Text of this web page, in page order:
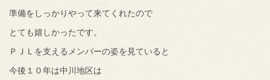
準備をしっかりやって来てくれたので
とても嬉しかったです。
ＰＪＬを支えるメンバーの姿を見ていると
今後１０年は中川地区は